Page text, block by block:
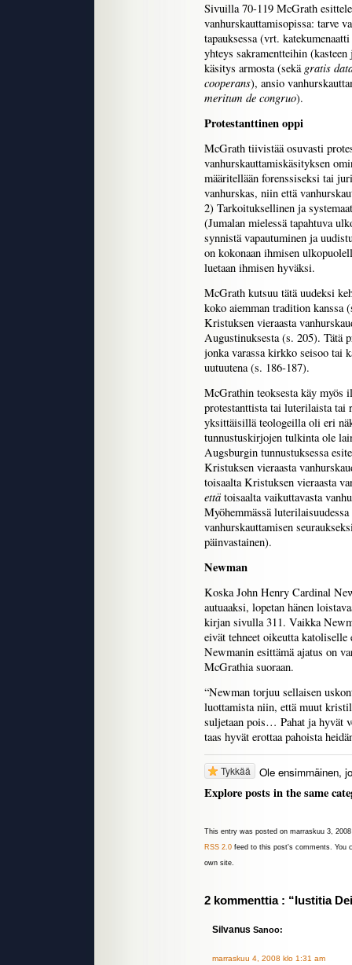
Sivuilla 70-119 McGrath
vanhurskauttamisopissa: tarve
tapauksessa (vrt.
yhteys sakramentteihin
käsitys armosta (sekä gratis
cooperans), ansio
meritum de congruo).
Protestanttinen oppi
McGrath tiivistää osuvasti
vanhurskauttamiskäsityksen
määritellään forenssiseksi tai
vanhurskas, niin että
2) Tarkoituksellinen ja
(Jumalan mielessä tapahtuva
synnistä vapautuminen ja
on kokonaan ihmisen
luetaan ihmisen hyväksi.
McGrath kutsuu tätä uudeksi
koko aiemman tradition
Kristuksen vieraasta
Augustinuksesta (s. 205). Tätä
jonka varassa kirkko seisoo tai
uutuutena (s. 186-187).
McGrathin teoksesta käy myös
protestanttista tai luterilaista tai
yksittäisillä teologeilla oli eri
tunnustuskirjojen tulkinta ole
Augsburgin tunnustuksessa
Kristuksen vieraasta
toisaalta Kristuksen vieraasta
että toisaalta vaikuttavasta
Myöhemmässä
vanhurskauttamisen
päinvastainen).
Newman
Koska John Henry Cardinal
autuaaksi, lopetan hänen
kirjan sivulla 311. Vaikka
eivät tehneet oikeutta
Newmanin esittämä ajatus on
McGrathia suoraan.
“Newman torjuu sellaisen
luottamista niin, että muut
suljetaan pois… Pahat ja hyvät
taas hyvät erottaa pahoista
Tykkää Ole ensimmäinen,
Explore posts in the same
This entry was posted on marraskuu 3,
RSS 2.0 feed to this post's comments. You
own site.
2 kommenttia : “Iustitia
Silvanus Sanoo:
marraskuu 4, 2008 klo 1:31 am